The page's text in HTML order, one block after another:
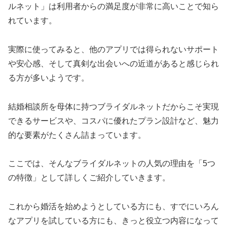
ルネット」は利用者からの満足度が非常に高いことで知ら
れています。
実際に使ってみると、他のアプリでは得られないサポート
や安心感、そして真剣な出会いへの近道があると感じられ
る方が多いようです。
結婚相談所を母体に持つブライダルネットだからこそ実現
できるサービスや、コスパに優れたプラン設計など、魅力
的な要素がたくさん詰まっています。
ここでは、そんなブライダルネットの人気の理由を「5つ
の特徴」として詳しくご紹介していきます。
これから婚活を始めようとしている方にも、すでにいろん
なアプリを試している方にも、きっと役立つ内容になって